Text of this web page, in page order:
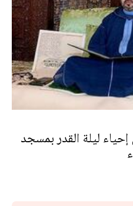
ليلة القدر بمسجد